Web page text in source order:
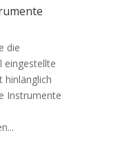
die
eingestellte
hinlänglich
Instrumente